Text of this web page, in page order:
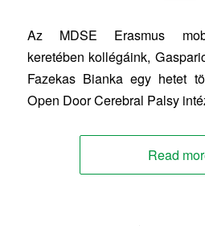
Az MDSE Erasmus
keretében kollégáink,
Fazekas Bianka egy hetet
Open Door Cerebral Palsy
Read